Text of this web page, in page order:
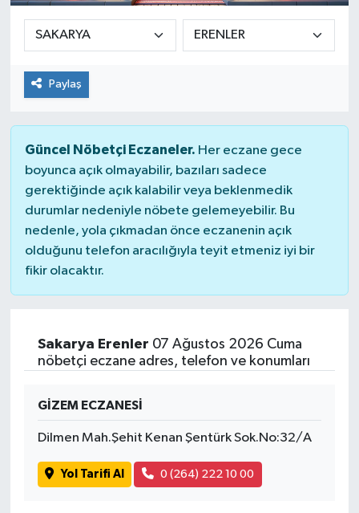
Paylaş
Güncel Nöbetçi Eczaneler. Her eczane gece
boyunca açık olmayabilir, bazıları sadece
gerektiğinde açık kalabilir veya beklenmedik
durumlar nedeniyle nöbete gelemeyebilir. Bu
nedenle, yola çıkmadan önce eczanenin açık
olduğunu telefon aracılığıyla teyit etmeniz iyi bir
fikir olacaktır.
Sakarya Erenler 07 Ağustos 2026 Cuma
nöbetçi eczane adres, telefon ve konumları
GİZEM ECZANESİ
Dilmen Mah.Şehit Kenan Şentürk Sok.No:32/A
Yol Tarifi Al 0 (264) 222 10 00